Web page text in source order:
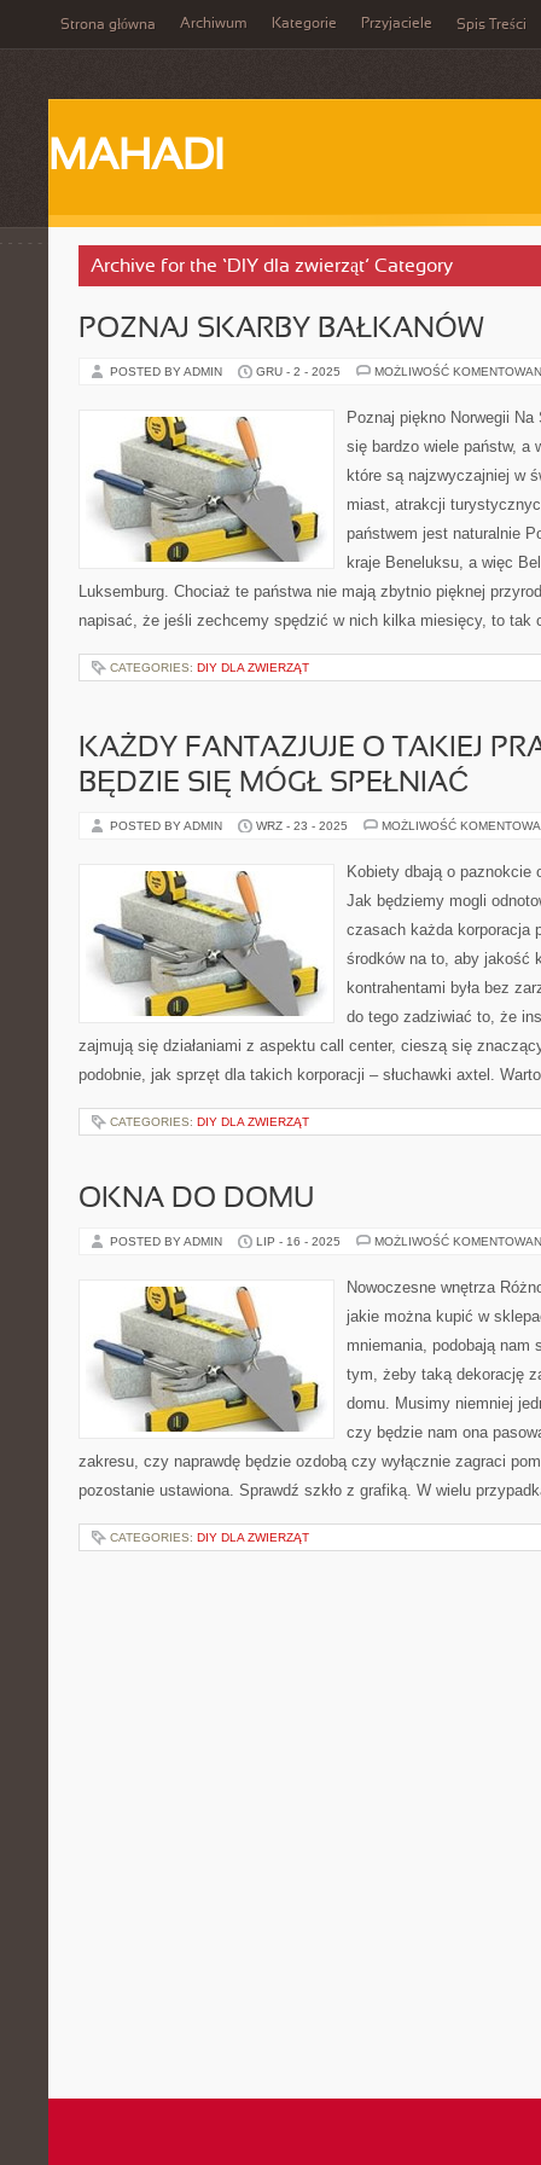
Strona główna Archiwum Kategorie Przyjaciele Spis Treści
MAHADI
Archive for the ‘DIY dla zwierząt’ Category
POZNAJ SKARBY BAŁKANÓW
POSTED BY ADMIN GRU - 2 - 2025 MOŻLIWOŚĆ
Poznaj piękno Norwegii
się bardzo wiele państw, a
które są najzwyczajniej w
miast, atrakcji
państwem jest naturalnie
kraje Beneluksu, a więc
Luksemburg. Chociaż te państwa nie mają zbytnio pięknej
napisać, że jeśli zechcemy spędzić w nich kilka miesięcy, to
CATEGORIES: DIY DLA ZWIERZĄT
KAŻDY FANTAZJUJE O TAKIEJ
BĘDZIE SIĘ MÓGŁ SPEŁNIAĆ
POSTED BY ADMIN WRZ - 23 - 2025 MOŻLIWOŚĆ
Kobiety dbają o paznokcie
Jak będziemy mogli
czasach każda korporacja
środków na to, aby jakość
kontrahentami była bez
do tego zadziwiać to, że
zajmują się działaniami z aspektu call center, cieszą się
podobnie, jak sprzęt dla takich korporacji – słuchawki axtel.
CATEGORIES: DIY DLA ZWIERZĄT
OKNA DO DOMU
POSTED BY ADMIN LIP - 16 - 2025 MOŻLIWOŚĆ
Nowoczesne wnętrza
jakie można kupić w
mniemania, podobają nam
tym, żeby taką dekorację
domu. Musimy niemniej
czy będzie nam ona
zakresu, czy naprawdę będzie ozdobą czy wyłącznie zagraci
pozostanie ustawiona. Sprawdź szkło z grafiką. W wielu
CATEGORIES: DIY DLA ZWIERZĄT